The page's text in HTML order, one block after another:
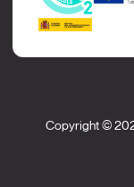
Copyright ©